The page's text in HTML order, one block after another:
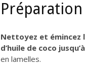
Préparation
Nettoyez et émincez
d’huile de coco
en lamelles.